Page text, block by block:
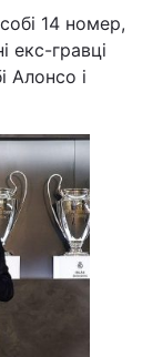
14 номер,
екс-гравці
Алонсо і